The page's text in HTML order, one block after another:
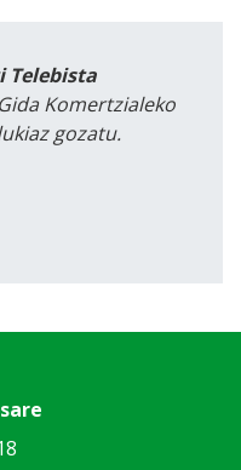
Telebista
Komertzialeko
gozatu.